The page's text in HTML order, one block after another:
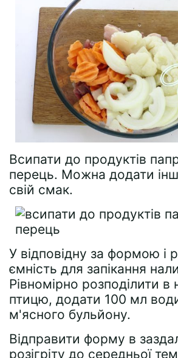
Всипати до продуктів
перець. Можна додати
свій смак.
У відповідну за формою і
ємність для запікання
Рівномірно розподілити в
птицю, додати 100 мл
м'ясного бульйону.
Відправити форму в
розігріту до середньої